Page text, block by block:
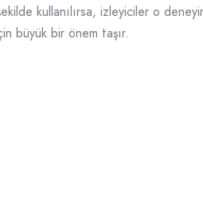
kullanılırsa, izleyiciler o
büyük bir önem taşır.